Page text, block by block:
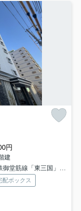
円
建
筋線「東三国」駅 徒歩12分
配ボックス